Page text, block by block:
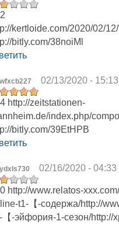
kertloide.com/2020/02/
bitly.com/38noiMl
wfxcb227 02/13/2020 - 15:13
http://zeitstationen-
index.php/
bitly.com/39EtHPB
ydxls730 02/16/2020 - 04:33
http://www.relatos-
t1-【-содержа/http://
【-эйфория-1-сезон/http://